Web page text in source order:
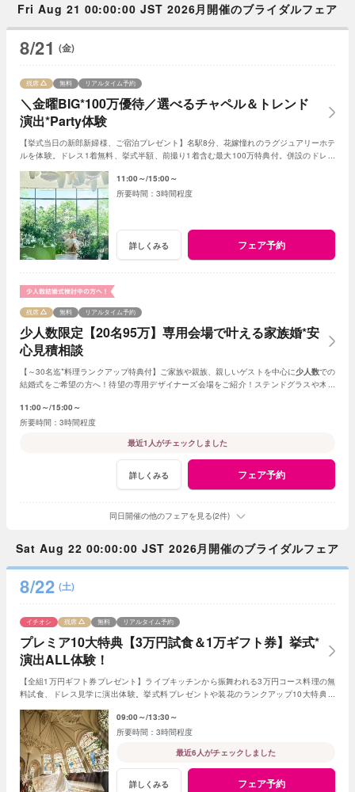
Fri Aug 21 00:00:00 JST 2026月開催のブライダルフェア
8/21 (金)
＼金曜BIG*100万優待／選べるチャペル＆トレンド
演出*Party体験
残席 無料 リアルタイム予約
【挙式当日の新郎新婦様、ご宿泊プレゼント】名駅8分、花嫁憧れのラグジュアリーホテ
ルを体験。ドレス1着無料、挙式半額、前撮り1着含む最大100万特典付。併設のドレス
11:00～ 15:00～
3時間程度
詳しくみる フェア予約
少人数限定【20名95万】専用会場で叶える家族婚*安
心見積相談
残席 無料 リアルタイム予約
【～30名迄*料理ランクアップ特典付】ご家族や親族、親しいゲストを中心に少人数での
結婚式をご希望の方へ！待望の専用デザイナーズ会場をご紹介！ステンドグラスや木目
11:00～ 15:00～
3時間程度
最近1人がチェックしました
詳しくみる フェア予約
同日開催の他のフェアを見る(2件)
Sat Aug 22 00:00:00 JST 2026月開催のブライダルフェア
8/22 (土)
プレミア10大特典【3万円試食＆1万ギフト券】挙式*
演出ALL体験！
イチオシ 残席 無料 リアルタイム予約
【全組1万円ギフト券プレゼント】ライブキッチンから振舞われる3万円コース料理の無
料試食、ドレス見学に演出体験。挙式料プレゼントや装花のランクアップ10大特典付
09:00～ 13:30～
3時間程度
最近6人がチェックしました
詳しくみる フェア予約